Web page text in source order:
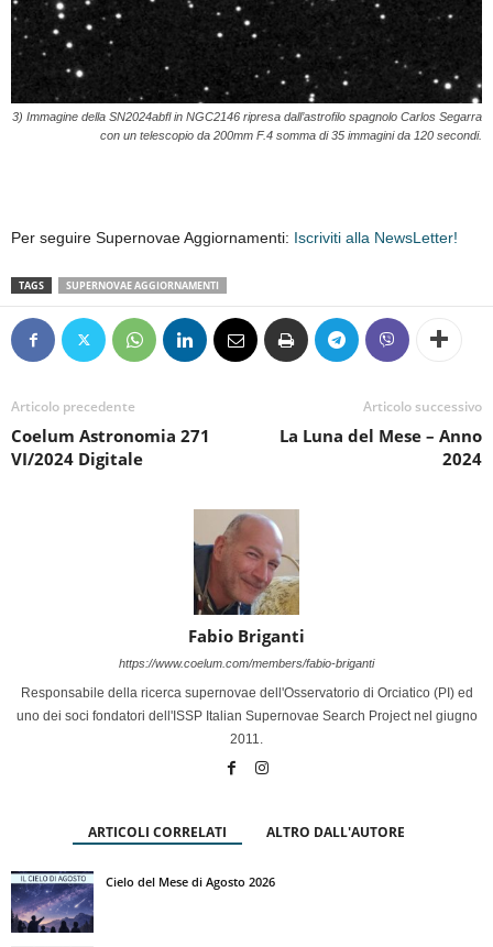
3) Immagine della SN2024abfl in NGC2146 ripresa dall’astrofilo spagnolo Carlos Segarra
con un telescopio da 200mm F.4 somma di 35 immagini da 120 secondi.
Per seguire Supernovae Aggiornamenti: Iscriviti alla NewsLetter!
TAGS SUPERNOVAE AGGIORNAMENTI
Articolo precedente
Coelum Astronomia 271
VI/2024 Digitale
Articolo successivo
La Luna del Mese – Anno
2024
Fabio Briganti
https://www.coelum.com/members/fabio-briganti
Responsabile della ricerca supernovae dell'Osservatorio di Orciatico (PI) ed
uno dei soci fondatori dell'ISSP Italian Supernovae Search Project nel giugno
2011.
ARTICOLI CORRELATI ALTRO DALL'AUTORE
Cielo del Mese di Agosto 2026